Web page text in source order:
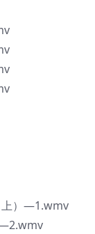
上）—1.wmv
—2.wmv